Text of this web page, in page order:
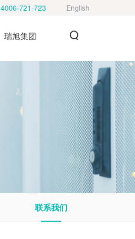
4006-721-723 English
瑞旭集团
联系我们